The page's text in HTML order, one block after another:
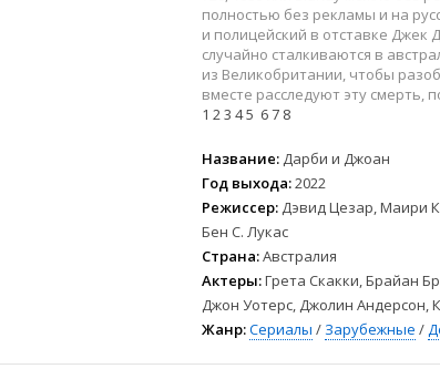
2022
2021
Русские
Зарубежные
полностью без рекламы и на
и полицейский в отставке Джек
случайно сталкиваются в
из Великобритании, чтобы
вместе расследуют эту смерть,
1 23 45 67 8
Название: Дарби и Джоан
Год выхода:2022
Режиссер: Дэвид Цезар, Маири
Бен С. Лукас
Страна:Австралия
Актеры:Грета Скакки, Брайан
Джон Уотерс, Джолин Андерсон,
Жанр:Сериалы / Зарубежные /